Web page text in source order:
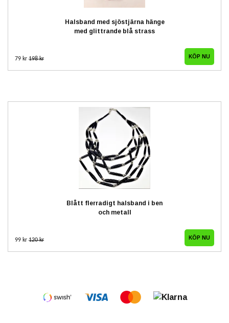
Halsband med sjöstjärna hänge
med glittrande blå strass
79 kr 198 kr
Blått flerradigt halsband i ben
och metall
99 kr 120 kr